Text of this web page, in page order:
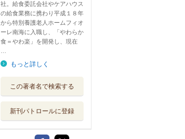
社。給食委託会社やケアハウス
の給食業務に携わり平成１８年
から特別養護老人ホームフィオ
ーレ南海に入職し、「やわらか
食＝やわ楽」を開発し、現在
…
もっと詳しく
この著者名で検索する
新刊パトロールに登録